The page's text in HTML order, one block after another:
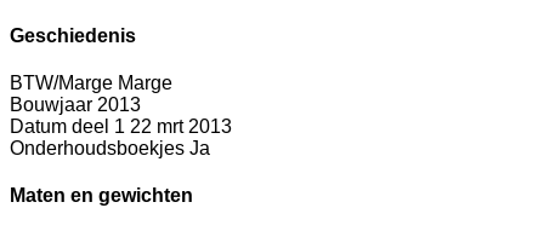
Geschiedenis
BTW/Marge Marge
Bouwjaar 2013
Datum deel 1 22 mrt 2013
Onderhoudsboekjes Ja
Maten en gewichten